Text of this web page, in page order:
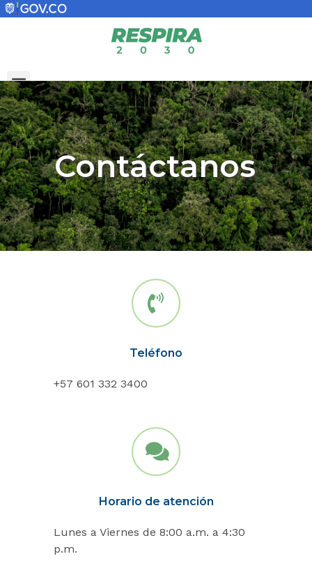
Contáctanos
Teléfono
+57 601 332 3400
Horario de atención
Lunes a Viernes de 8:00 a.m. a 4:30
p.m.